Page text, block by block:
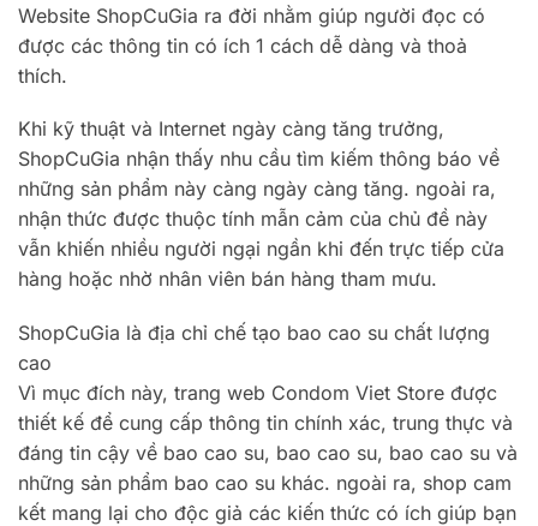
Website ShopCuGia ra đời nhằm giúp người đọc có
được các thông tin có ích 1 cách dễ dàng và thoả
thích.
Khi kỹ thuật và Internet ngày càng tăng trưởng,
ShopCuGia nhận thấy nhu cầu tìm kiếm thông báo về
những sản phẩm này càng ngày càng tăng. ngoài ra,
nhận thức được thuộc tính mẫn cảm của chủ đề này
vẫn khiến nhiều người ngại ngần khi đến trực tiếp cửa
hàng hoặc nhờ nhân viên bán hàng tham mưu.
ShopCuGia là địa chỉ chế tạo bao cao su chất lượng
cao
Vì mục đích này, trang web Condom Viet Store được
thiết kế để cung cấp thông tin chính xác, trung thực và
đáng tin cậy về bao cao su, bao cao su, bao cao su và
những sản phẩm bao cao su khác. ngoài ra, shop cam
kết mang lại cho độc giả các kiến ​​thức có ích giúp bạn